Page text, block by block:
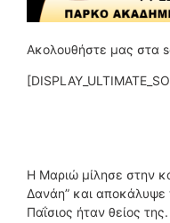
Ακολουθήστε μας στα
Η Μαριώ μίλησε στην
Δανάη” και αποκάλυψε
Παΐσιος ήταν θείος